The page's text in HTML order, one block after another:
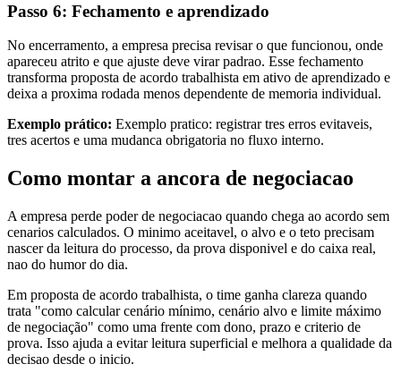
Passo 6: Fechamento e aprendizado
No encerramento, a empresa precisa revisar o que funcionou, onde
apareceu atrito e que ajuste deve virar padrao. Esse fechamento
transforma proposta de acordo trabalhista em ativo de aprendizado e
deixa a proxima rodada menos dependente de memoria individual.
Exemplo prático: Exemplo pratico: registrar tres erros evitaveis,
tres acertos e uma mudanca obrigatoria no fluxo interno.
Como montar a ancora de negociacao
A empresa perde poder de negociacao quando chega ao acordo sem
cenarios calculados. O minimo aceitavel, o alvo e o teto precisam
nascer da leitura do processo, da prova disponivel e do caixa real,
nao do humor do dia.
Em proposta de acordo trabalhista, o time ganha clareza quando
trata "como calcular cenário mínimo, cenário alvo e limite máximo
de negociação" como uma frente com dono, prazo e criterio de
prova. Isso ajuda a evitar leitura superficial e melhora a qualidade da
decisao desde o inicio.